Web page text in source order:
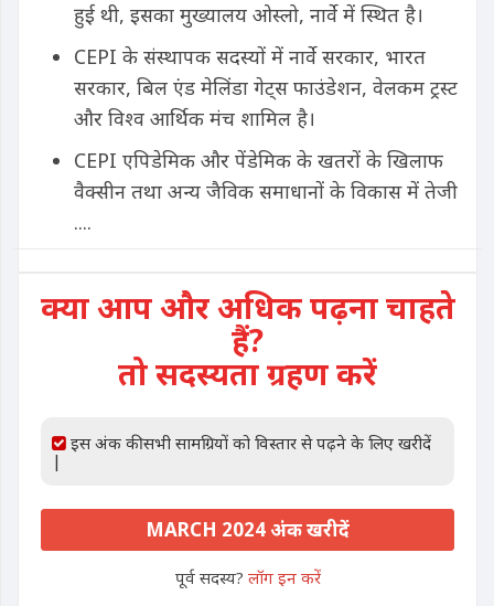
हुई थी, इसका मुख्यालय ओस्लो, नार्वे में स्थित है।
CEPI के संस्थापक सदस्यों में नार्वे सरकार, भारत
सरकार, बिल एंड मेलिंडा गेट्स फाउंडेशन, वेलकम ट्रस्ट
और विश्व आर्थिक मंच शामिल है।
CEPI एपिडेमिक और पेंडेमिक के खतरों के खिलाफ
वैक्सीन तथा अन्य जैविक समाधानों के विकास में तेजी
....
क्या आप और अधिक पढ़ना चाहते
हैं?
तो सदस्यता ग्रहण करें
इस अंक की सभी सामग्रियों को विस्तार से पढ़ने के लिए खरीदें
|
MARCH 2024 अंक खरीदें
पूर्व सदस्य? लॉग इन करें